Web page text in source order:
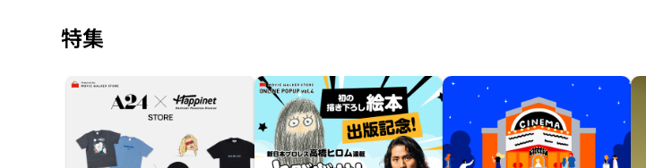
特集